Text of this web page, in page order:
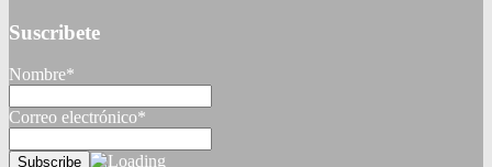
Suscribete
Nombre*
Correo electrónico*